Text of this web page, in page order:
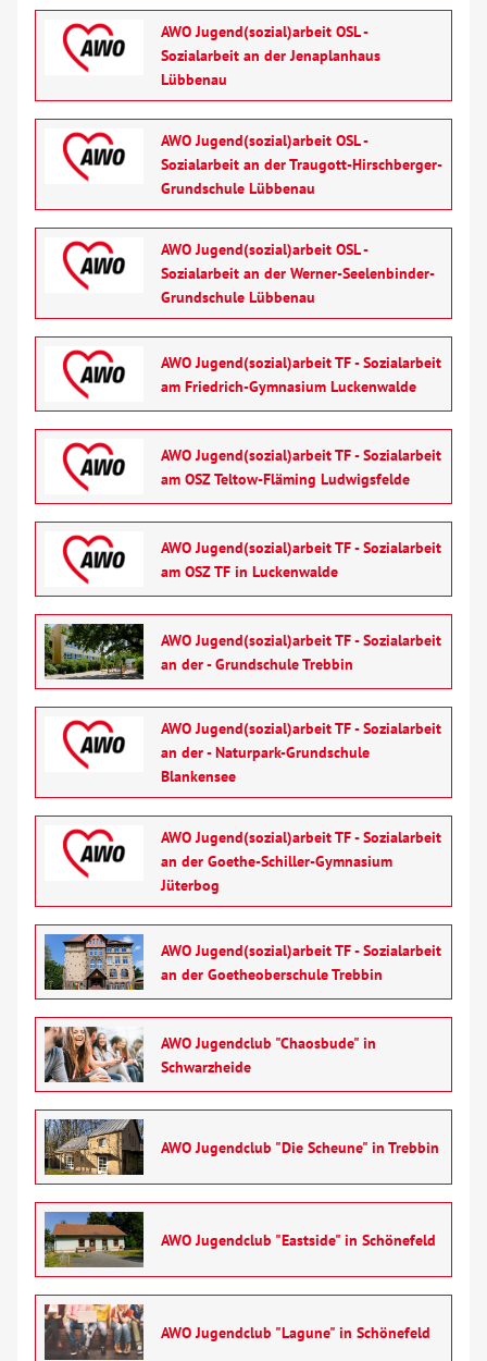
AWO Jugend(sozial)arbeit OSL -
Sozialarbeit an der Jenaplanhaus
Lübbenau
AWO Jugend(sozial)arbeit OSL -
Sozialarbeit an der Traugott-Hirschberger-
Grundschule Lübbenau
AWO Jugend(sozial)arbeit OSL -
Sozialarbeit an der Werner-Seelenbinder-
Grundschule Lübbenau
AWO Jugend(sozial)arbeit TF - Sozialarbeit
am Friedrich-Gymnasium Luckenwalde
AWO Jugend(sozial)arbeit TF - Sozialarbeit
am OSZ Teltow-Fläming Ludwigsfelde
AWO Jugend(sozial)arbeit TF - Sozialarbeit
am OSZ TF in Luckenwalde
AWO Jugend(sozial)arbeit TF - Sozialarbeit
an der - Grundschule Trebbin
AWO Jugend(sozial)arbeit TF - Sozialarbeit
an der - Naturpark-Grundschule
Blankensee
AWO Jugend(sozial)arbeit TF - Sozialarbeit
an der Goethe-Schiller-Gymnasium
Jüterbog
AWO Jugend(sozial)arbeit TF - Sozialarbeit
an der Goetheoberschule Trebbin
AWO Jugendclub "Chaosbude" in
Schwarzheide
AWO Jugendclub "Die Scheune" in Trebbin
AWO Jugendclub "Eastside" in Schönefeld
AWO Jugendclub "Lagune" in Schönefeld